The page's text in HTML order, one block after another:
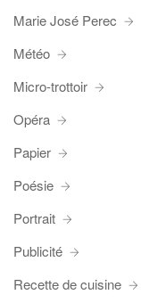
Marie José Perec
Météo
Micro-trottoir
Opéra
Papier
Poésie
Portrait
Publicité
Recette de cuisine